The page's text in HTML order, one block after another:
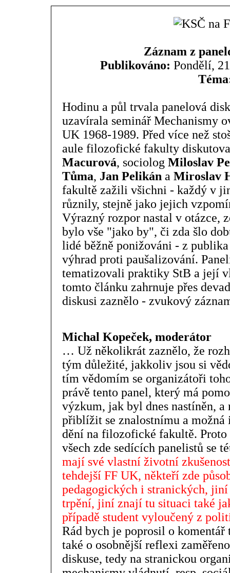
Záznam z
Publikováno: Pondělí,
Hodinu a půl trvala panelová
uzavírala seminář Mechanismy
UK 1968-1989. Před více než
aule filozofické fakulty
Macurová, sociolog Miloslav
Tůma, Jan Pelikán a Miroslav
fakultě zažili všichni - každý v
různily, stejně jako jejich
Výrazný rozpor nastal v otázce,
bylo vše "jako by", či zda šlo
lidé běžně ponižováni - z
výhrad proti paušalizování.
tematizovali praktiky StB a její
tomto článku zahrnuje přes
diskusi zaznělo - zvukový
Michal Kopeček, moderátor
… Už několikrát zaznělo, že
tým důležité, jakkoliv jsou si
tím vědomím se organizátoři
právě tento panel, který má
výzkum, jak byl dnes nastíněn,
přiblížit se znalostnímu a
dění na filozofické fakultě.
všech zde sedících panelistů se
mají své vlastní životní
tehdejší FF UK, někteří zde
pedagogických i stranických,
trpění, jiní znají tu situaci také
případě student vyloučený z
Rád bych je poprosil o komentář
také o osobnější reflexi
diskuse, tedy na stranickou